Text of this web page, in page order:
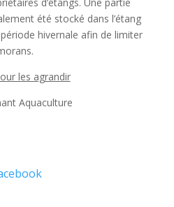
d’étangs. Une partie
été stocké dans l’étang
hivernale afin de limiter
les agrandir
Aquaculture